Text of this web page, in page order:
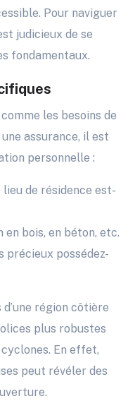
Pour naviguer
judicieux de se
fondamentaux.
les besoins de
assurance, il est
personnelle :
de résidence est-
bois, en béton, etc.
précieux possédez-
région côtière
plus robustes
En effet,
peut révéler des